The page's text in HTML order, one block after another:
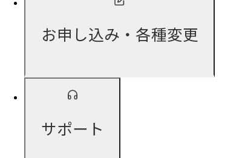
お申し込み・各種変更
サポート